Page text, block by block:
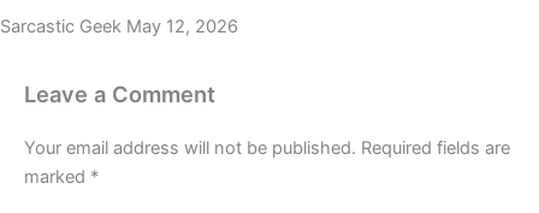
Sarcastic Geek May 12, 2026
Leave a Comment
Your email address will not be published. Required fields are
marked *